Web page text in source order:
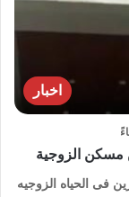
اخبار
مسكن الزوجية
فى الحياه الزوجيه